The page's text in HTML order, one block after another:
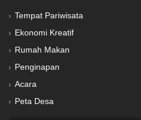
Tempat Pariwisata
Ekonomi Kreatif
Rumah Makan
Penginapan
Acara
Peta Desa